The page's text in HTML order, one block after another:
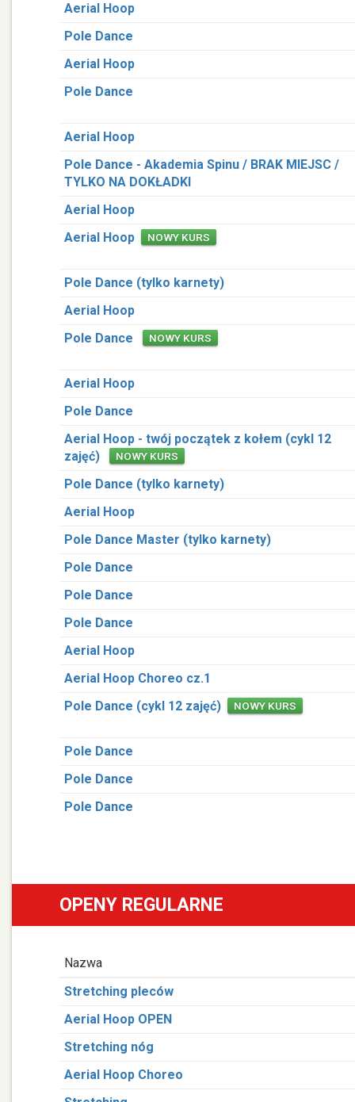
Aerial Hoop
Pole Dance
Aerial Hoop
Pole Dance
Aerial Hoop
Pole Dance - Akademia Spinu / BRAK MIEJSC /
TYLKO NA DOKŁADKI
Aerial Hoop
Aerial Hoop
NOWY KURS
Pole Dance (tylko karnety)
Aerial Hoop
Pole Dance
NOWY KURS
Aerial Hoop
Pole Dance
Aerial Hoop - twój początek z kołem (cykl 12
zajęć)
NOWY KURS
Pole Dance (tylko karnety)
Aerial Hoop
Pole Dance Master (tylko karnety)
Pole Dance
Pole Dance
Pole Dance
Aerial Hoop
Aerial Hoop Choreo cz.1
Pole Dance (cykl 12 zajęć)
NOWY KURS
Pole Dance
Pole Dance
Pole Dance
OPENY REGULARNE
Nazwa
Stretching pleców
Aerial Hoop OPEN
Stretching nóg
Aerial Hoop Choreo